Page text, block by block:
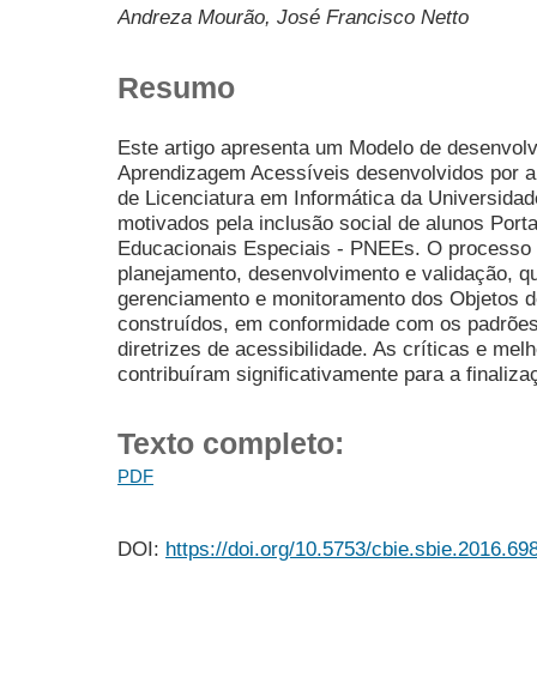
Andreza Mourão, José Francisco Netto
Resumo
Este artigo apresenta um Modelo de
Aprendizagem Acessíveis desenvolvidos por
de Licenciatura em Informática da
motivados pela inclusão social de alunos
Educacionais Especiais - PNEEs. O
planejamento, desenvolvimento e validação,
gerenciamento e monitoramento dos Objetos
construídos, em conformidade com os
diretrizes de acessibilidade. As críticas e
contribuíram significativamente para a
Texto completo:
PDF
DOI: https://doi.org/10.5753/